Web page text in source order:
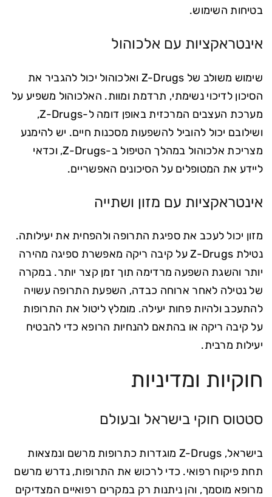
בטיחות השימוש.
אינטראקציות עם אלכוהול
שימוש משולב של Z-Drugs ואלכוהול יכול להגביר את
הסיכון לדיכוי נשימתי, תרדמת ומוות. האלכוהול משפיע על
מערכת העצבים המרכזית באופן דומה ל-Z-Drugs,
ושילובם יכול להוביל להשפעות מסכנות חיים. יש להימנע
מצריכת אלכוהול במהלך הטיפול ב-Z-Drugs, וכדאי
ליידע את המטופלים על הסיכונים האפשריים.
אינטראקציות עם מזון ושתייה
מזון יכול לעכב את ספיגת התרופה ולהפחית את יעילותה.
נטילת Z-Drugs על קיבה ריקה מאפשרת ספיגה מהירה
יותר והשגת השפעה מרדימה תוך זמן קצר יותר. במקרה
של נטילה לאחר ארוחה כבדה, השפעת התרופה עשויה
להתעכב ולהיות פחות יעילה. מומלץ ליטול את התרופות
על קיבה ריקה או בהתאם להנחיות הרופא כדי להבטיח
יעילות מרבית.
חוקיות ומדיניות
סטטוס חוקי בישראל ובעולם
בישראל, Z-Drugs מוגדרות כתרופות מרשם ונמצאות
תחת פיקוח רפואי. כדי לרכוש את התרופות, נדרש מרשם
מרופא מוסמך, והן ניתנות רק במקרים רפואיים המצדיקים